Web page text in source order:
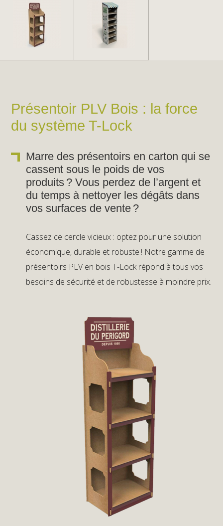
Présentoir PLV Bois : la force
du système T-Lock
Marre des présentoirs en carton qui se
cassent sous le poids de vos
produits ? Vous perdez de l’argent et
du temps à nettoyer les dégâts dans
vos surfaces de vente ?
Cassez ce cercle vicieux : optez pour une solution
économique, durable et robuste ! Notre gamme de
présentoirs PLV en bois T-Lock répond à tous vos
besoins de sécurité et de robustesse à moindre prix.